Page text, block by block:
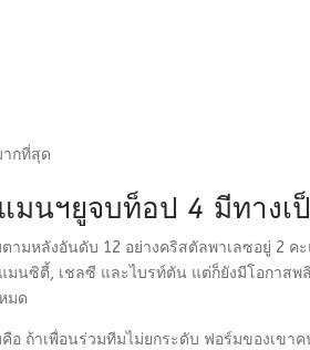
กที่สุด
มนฯยูจบท็อป 4 มีทางเ
มหลังอันดับ 12 อย่างคริสตัลพาเลซอยู่ 2 ค
มนซิตี้, เชลซี และไบรท์ตัน แต่ก็ยังมีโอกาส
มด
ถ้าเพื่อนร่วมทีมไม่ยกระดับ ฟอร์มของเขา